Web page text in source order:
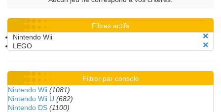
Filtres actifs
Nintendo Wii
LEGO
Filtrer par console
Nintendo Wii (1081)
Nintendo Wii U (682)
Nintendo DS (1100)